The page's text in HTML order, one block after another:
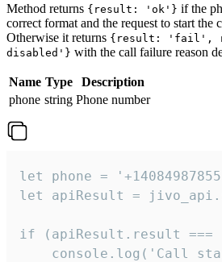
Method returns {result: 'ok'} if the
correct format and the request to start the
Otherwise it returns {result: 'fail',
disabled'} with the call failure reason
Name Type
Description
phone string Phone number
let phone =
let apiResult =
if (apiResult.result
console.log('Call